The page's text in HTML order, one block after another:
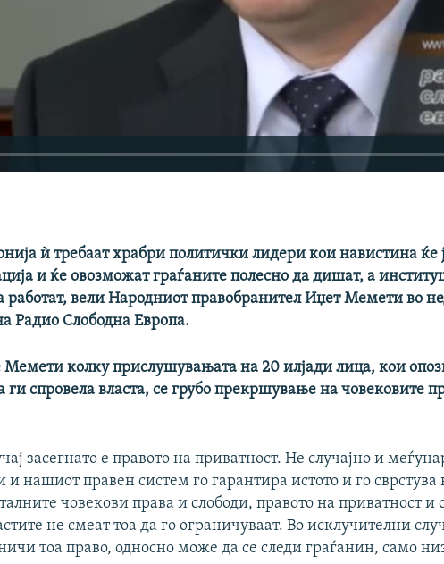
ѝ требаат храбри политички лидери кои навистина ќе
и ќе овозможат граѓаните полесно да дишат, а
работат, вели Народниот правобранител Иџет Мемети во
Радио Слободна Европа.
Мемети колку прислушувањата на 20 илјади лица, кои
ги спровела власта, се грубо прекршување на човековите
засегнато е правото на приватност. Не случајно и
и нашиот правен систем го гарантира истото и го сврстува
човекови права и слободи, правото на приватност и
не смеат тоа да го ограничуваат. Во исклучителни
тоа право, односно може да се следи граѓанин, само